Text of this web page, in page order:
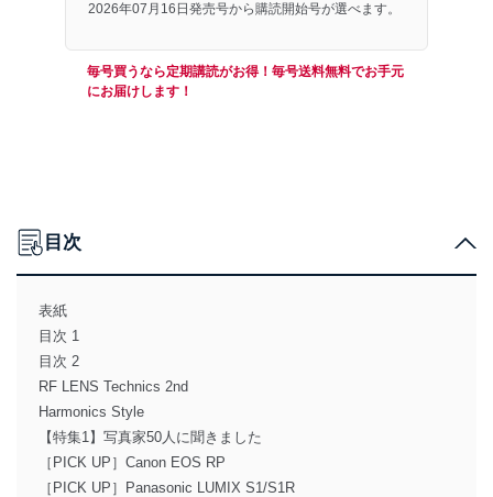
2026年07月16日発売号から購読開始号が選べます。
毎号買うなら定期講読がお得！毎号送料無料でお手元
にお届けします！
目次
表紙
目次 1
目次 2
RF LENS Technics 2nd
Harmonics Style
【特集1】写真家50人に聞きました
［PICK UP］Canon EOS RP
［PICK UP］Panasonic LUMIX S1/S1R